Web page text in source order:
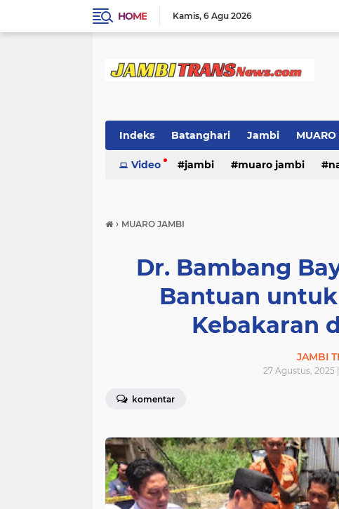
HOME Kamis 6 Agu 2026
Indeks Batanghari Jambi
Video jambi muaro jambi
› MUARO JAMBI
Dr. Bambang
Bantuan
Kebakaran
JAMBI
27 Agustus, 2025
komentar